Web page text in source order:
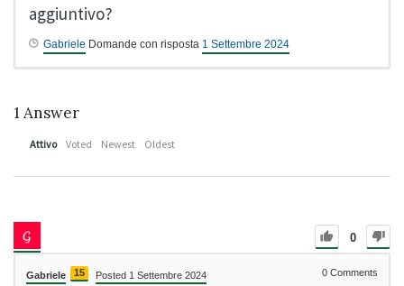
aggiuntivo?
Gabriele Domande con risposta 1 Settembre 2024
1 Answer
Attivo Voted Newest Oldest
0
Gabriele 15 Posted 1 Settembre 2024 0 Comments